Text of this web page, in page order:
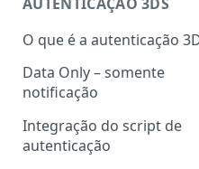
O que é a autenticação
Como funciona a
com autenticação 3DS?
Autorização com
Bandeiras e adquirentes
Data Only – somente
notificação
Autorização para
Data Only
Integração do script de
autenticação